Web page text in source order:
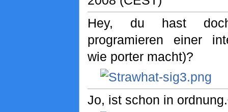
Hey, du hast
programieren einer
wie porter macht)?
Jo, ist schon in